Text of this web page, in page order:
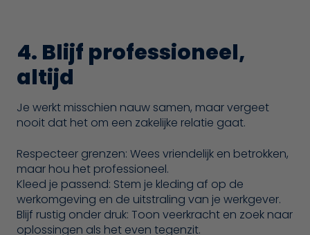
4. Blijf professioneel,
altijd
Je werkt misschien nauw samen, maar vergeet
nooit dat het om een zakelijke relatie gaat.
Respecteer grenzen: Wees vriendelijk en betrokken,
maar hou het professioneel.
Kleed je passend: Stem je kleding af op de
werkomgeving en de uitstraling van je werkgever.
Blijf rustig onder druk: Toon veerkracht en zoek naar
oplossingen als het even tegenzit.